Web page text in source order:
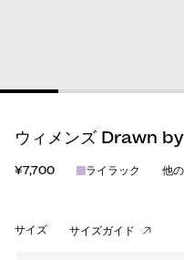
ウィメンズ Drawn
¥7,700 ライラック 他
サイズ サイズガイド